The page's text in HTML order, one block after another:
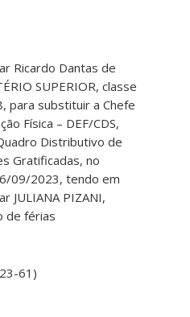
Ricardo Dantas de
SUPERIOR, classe
para substituir a Chefe
Física – DEF/CDS,
Distributivo de
Gratificadas, no
09/2023, tendo em
JULIANA PIZANI,
de férias
61)